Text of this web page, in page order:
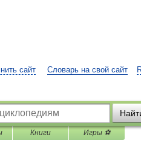
сайт Словарь на свой сайт
Книги Игры ⚽